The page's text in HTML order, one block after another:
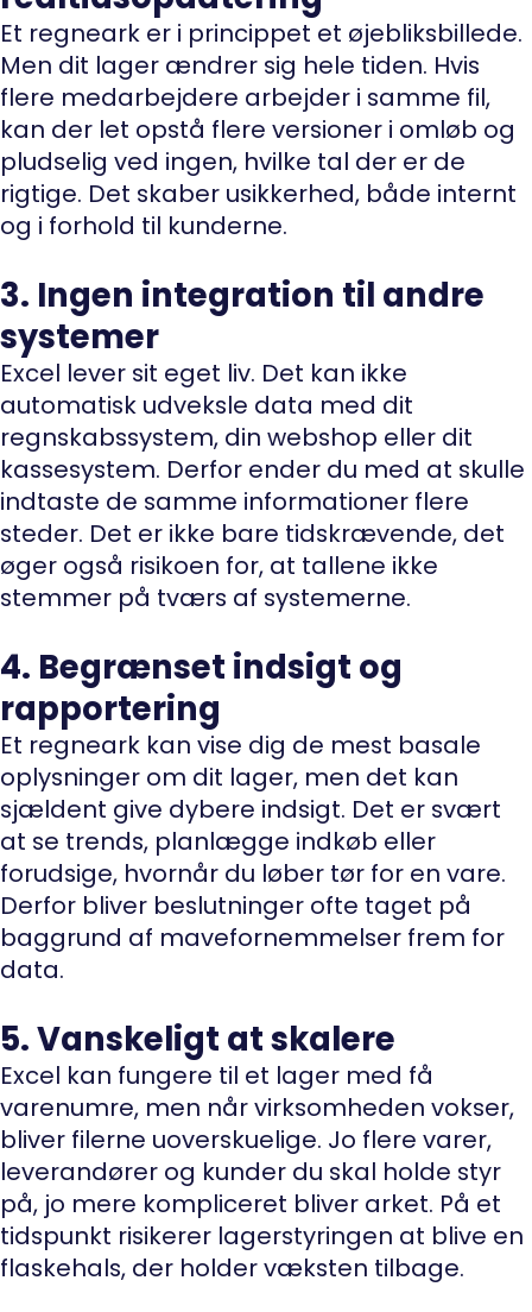
Et regneark er i princippet et øjebliksbillede.
Men dit lager ændrer sig hele tiden. Hvis
flere medarbejdere arbejder i samme fil,
kan der let opstå flere versioner i omløb og
pludselig ved ingen, hvilke tal der er de
rigtige. Det skaber usikkerhed, både internt
og i forhold til kunderne.
3. Ingen integration til andre
systemer
Excel lever sit eget liv. Det kan ikke
automatisk udveksle data med dit
regnskabssystem, din webshop eller dit
kassesystem. Derfor ender du med at skulle
indtaste de samme informationer flere
steder. Det er ikke bare tidskrævende, det
øger også risikoen for, at tallene ikke
stemmer på tværs af systemerne.
4. Begrænset indsigt og
rapportering
Et regneark kan vise dig de mest basale
oplysninger om dit lager, men det kan
sjældent give dybere indsigt. Det er svært
at se trends, planlægge indkøb eller
forudsige, hvornår du løber tør for en vare.
Derfor bliver beslutninger ofte taget på
baggrund af mavefornemmelser frem for
data.
5. Vanskeligt at skalere
Excel kan fungere til et lager med få
varenumre, men når virksomheden vokser,
bliver filerne uoverskuelige. Jo flere varer,
leverandører og kunder du skal holde styr
på, jo mere kompliceret bliver arket. På et
tidspunkt risikerer lagerstyringen at blive en
flaskehals, der holder væksten tilbage.